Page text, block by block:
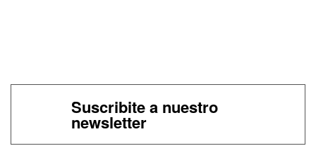
Suscribite a nuestro
newsletter